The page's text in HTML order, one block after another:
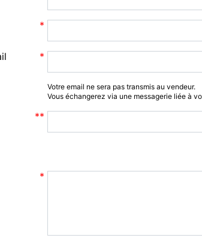
Votre email ne sera pas transmis au vendeur.
Vous échangerez via une messagerie liée à